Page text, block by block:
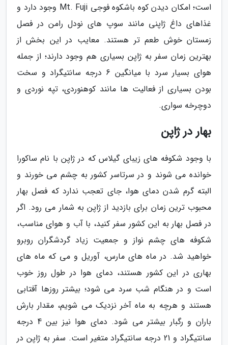
است؛ امکان دیدن کوه باشکوه فوجی Mt. Fuji وجود دارد و
غذاهای داغ ژاپنی مانند سوپ های نودل رامن در فصل
زمستان خوش طعم تر هستند. معایب در این بخش از
بهترین زمان سفر به ژاپن بسیاری هم وجود دارند؛ از جمله
هوای بسیار سرد با میانگین 6 درجه سانتیگراد و سخت
بودن بسیاری از فعالیت ها مانند کوهنوردی، تپه نوردی و
دوچرخه سواری.
بهار در ژاپن
با وجود شکوفه های زیبای گیلاس که در ژاپن با نام ساکورا
خوانده می شوند و در سرتاسر کشور به چشم می خورند و
البته گرم شدن دمای هوا، جای تعجب ندارد که فصل بهار
محبوب ترین زمان برای بازدید از ژاپن به شمار می رود. اگر
در فصل بهار به این کشور سفر کنید، با آب و هوای مناسب،
شکوفه های چشم نواز و جمعیت زیاد گردشگران روبرو
خواهید شد. در ماه های مارس، آوریل و می که ماه های
بهاری در این کشور هستند، دمای هوا در طول روز خوب
است و در هنگام شب سرد می شود؛ بیشتر روزها آفتابی
هستند و هرچه به ماه آخر نزدیک می شویم، مقدار بارش
باران و رگبار بیشتر می شود. دمای هوا نیز بین 4 درجه
سانتیگراد و 21 درجه سانتیگراد متغیر است. سفر به ژاپن در